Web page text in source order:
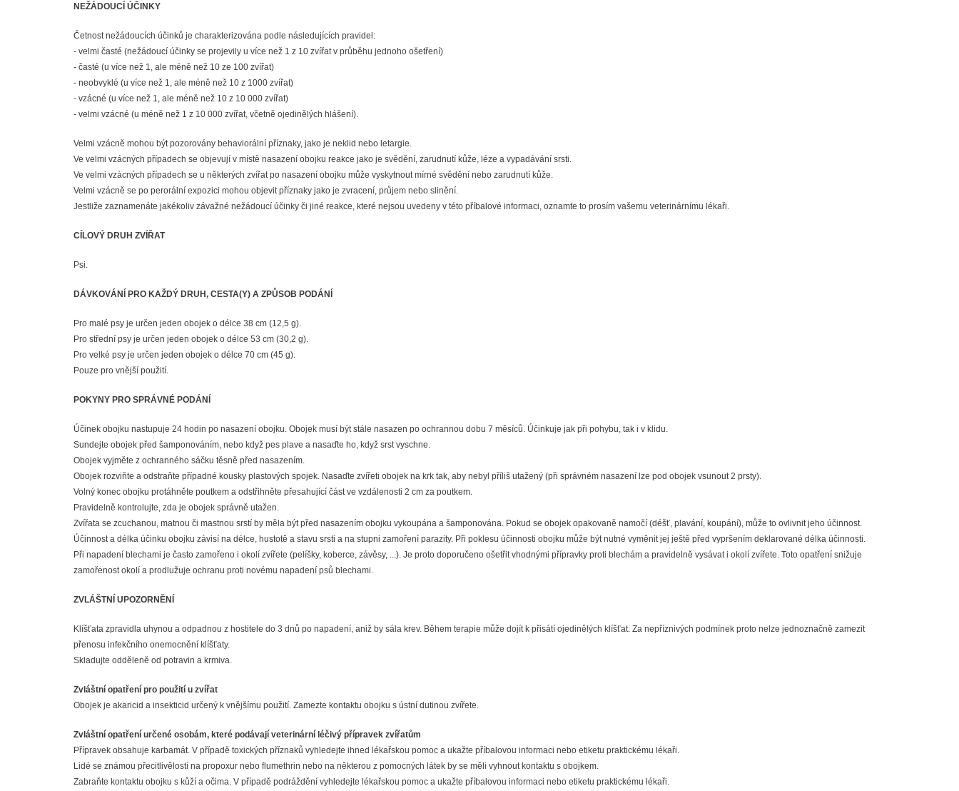
NEŽÁDOUCÍ ÚČINKY
Četnost nežádoucích účinků je charakterizována podle následujících pravidel:
- velmi časté (nežádoucí účinky se projevily u více než 1 z 10 zvířat v průběhu jednoho ošetření)
- časté (u více než 1, ale méně než 10 ze 100 zvířat)
- neobvyklé (u více než 1, ale méně než 10 z 1000 zvířat)
- vzácné (u více než 1, ale méně než 10 z 10 000 zvířat)
- velmi vzácné (u méně než 1 z 10 000 zvířat, včetně ojedinělých hlášení).
Velmi vzácně mohou být pozorovány behaviorální příznaky, jako je neklid nebo letargie.
Ve velmi vzácných případech se objevují v místě nasazení obojku reakce jako je svědění, zarudnutí kůže, léze a vypadávání srsti.
Ve velmi vzácných případech se u některých zvířat po nasazení obojku může vyskytnout mírné svědění nebo zarudnutí kůže.
Velmi vzácně se po perorální expozici mohou objevit příznaky jako je zvracení, průjem nebo slinění.
Jestliže zaznamenáte jakékoliv závažné nežádoucí účinky či jiné reakce, které nejsou uvedeny v této příbalové informaci, oznamte to prosím vašemu veterinárnímu lékaři.
CÍLOVÝ DRUH ZVÍŘAT
Psi.
DÁVKOVÁNÍ PRO KAŽDÝ DRUH, CESTA(Y) A ZPŮSOB PODÁNÍ
Pro malé psy je určen jeden obojek o délce 38 cm (12,5 g).
Pro střední psy je určen jeden obojek o délce 53 cm (30,2 g).
Pro velké psy je určen jeden obojek o délce 70 cm (45 g).
Pouze pro vnější použití.
POKYNY PRO SPRÁVNÉ PODÁNÍ
Účinek obojku nastupuje 24 hodin po nasazení obojku. Obojek musí být stále nasazen po ochrannou dobu 7 měsíců. Účinkuje jak při pohybu, tak i v klidu.
Sundejte obojek před šamponováním, nebo když pes plave a nasaďte ho, když srst vyschne.
Obojek vyjměte z ochranného sáčku těsně před nasazením.
Obojek rozviňte a odstraňte případné kousky plastových spojek. Nasaďte zvířeti obojek na krk tak, aby nebyl příliš utažený (při správném nasazení lze pod obojek vsunout 2 prsty).
Volný konec obojku protáhněte poutkem a odstřihněte přesahující část ve vzdálenosti 2 cm za poutkem.
Pravidelně kontrolujte, zda je obojek správně utažen.
Zvířata se zcuchanou, matnou či mastnou srstí by měla být před nasazením obojku vykoupána a šamponována. Pokud se obojek opakovaně namočí (déšť, plavání, koupání), může to ovlivnit jeho účinnost.
Účinnost a délka účinku obojku závisí na délce, hustotě a stavu srsti a na stupni zamoření parazity. Při poklesu účinnosti obojku může být nutné vyměnit jej ještě před vypršením deklarované délka účinnosti.
Při napadení blechami je často zamořeno i okolí zvířete (pelíšky, koberce, závěsy, ...). Je proto doporučeno ošetřit vhodnými přípravky proti blechám a pravidelně vysávat i okolí zvířete. Toto opatření snižuje
zamořenost okolí a prodlužuje ochranu proti novému napadení psů blechami.
ZVLÁŠTNÍ UPOZORNĚNÍ
Klíšťata zpravidla uhynou a odpadnou z hostitele do 3 dnů po napadení, aniž by sála krev. Během terapie může dojít k přisátí ojedinělých klíšťat. Za nepříznivých podmínek proto nelze jednoznačně zamezit
přenosu infekčního onemocnění klíšťaty.
Skladujte odděleně od potravin a krmiva.
Zvláštní opatření pro použití u zvířat
Obojek je akaricid a insekticid určený k vnějšímu použití. Zamezte kontaktu obojku s ústní dutinou zvířete.
Zvláštní opatření určené osobám, které podávají veterinární léčivý přípravek zvířatům
Přípravek obsahuje karbamát. V případě toxických příznaků vyhledejte ihned lékařskou pomoc a ukažte příbalovou informaci nebo etiketu praktickému lékaři.
Lidé se známou přecitlivělostí na propoxur nebo flumethrin nebo na některou z pomocných látek by se měli vyhnout kontaktu s obojkem.
Zabraňte kontaktu obojku s kůží a očima. V případě podráždění vyhledejte lékařskou pomoc a ukažte příbalovou informaci nebo etiketu praktickému lékaři.